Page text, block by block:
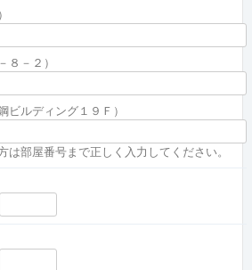
８－２）
ビルディング１９Ｆ）
は部屋番号まで正しく入力してください。